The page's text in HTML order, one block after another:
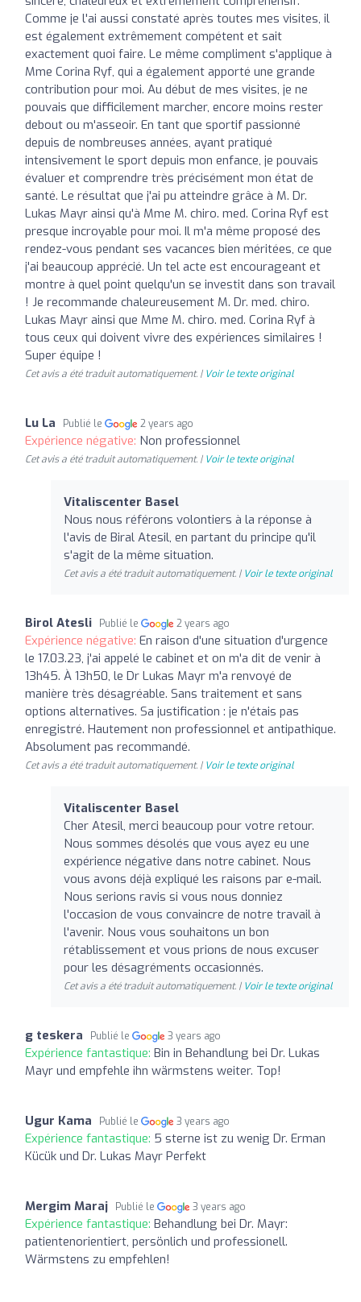
Comme je l'ai aussi constaté après toutes mes visites, il
est également extrêmement compétent et sait
exactement quoi faire. Le même compliment s'applique à
Mme Corina Ryf, qui a également apporté une grande
contribution pour moi. Au début de mes visites, je ne
pouvais que difficilement marcher, encore moins rester
debout ou m'asseoir. En tant que sportif passionné
depuis de nombreuses années, ayant pratiqué
intensivement le sport depuis mon enfance, je pouvais
évaluer et comprendre très précisément mon état de
santé. Le résultat que j'ai pu atteindre grâce à M. Dr.
Lukas Mayr ainsi qu'à Mme M. chiro. med. Corina Ryf est
presque incroyable pour moi. Il m'a même proposé des
rendez-vous pendant ses vacances bien méritées, ce que
j'ai beaucoup apprécié. Un tel acte est encourageant et
montre à quel point quelqu'un se investit dans son travail
! Je recommande chaleureusement M. Dr. med. chiro.
Lukas Mayr ainsi que Mme M. chiro. med. Corina Ryf à
tous ceux qui doivent vivre des expériences similaires !
Super équipe !
Cet avis a été traduit automatiquement. | Voir le texte original
Lu La Publié le 2 years ago
Expérience négative: Non professionnel
Cet avis a été traduit automatiquement. | Voir le texte original
Vitaliscenter Basel
Nous nous référons volontiers à la réponse à
l'avis de Biral Atesil, en partant du principe qu'il
s'agit de la même situation.
Cet avis a été traduit automatiquement. | Voir le texte original
Birol Atesli Publié le 2 years ago
Expérience négative: En raison d'une situation d'urgence
le 17.03.23, j'ai appelé le cabinet et on m'a dit de venir à
13h45. À 13h50, le Dr Lukas Mayr m'a renvoyé de
manière très désagréable. Sans traitement et sans
options alternatives. Sa justification : je n'étais pas
enregistré. Hautement non professionnel et antipathique.
Absolument pas recommandé.
Cet avis a été traduit automatiquement. | Voir le texte original
Vitaliscenter Basel
Cher Atesil, merci beaucoup pour votre retour.
Nous sommes désolés que vous ayez eu une
expérience négative dans notre cabinet. Nous
vous avons déjà expliqué les raisons par e-mail.
Nous serions ravis si vous nous donniez
l'occasion de vous convaincre de notre travail à
l'avenir. Nous vous souhaitons un bon
rétablissement et vous prions de nous excuser
pour les désagréments occasionnés.
Cet avis a été traduit automatiquement. | Voir le texte original
g teskera Publié le 3 years ago
Expérience fantastique: Bin in Behandlung bei Dr. Lukas
Mayr und empfehle ihn wärmstens weiter. Top!
Ugur Kama Publié le 3 years ago
Expérience fantastique: 5 sterne ist zu wenig Dr. Erman
Kücük und Dr. Lukas Mayr Perfekt
Mergim Maraj Publié le 3 years ago
Expérience fantastique: Behandlung bei Dr. Mayr:
patientenorientiert, persönlich und professionell.
Wärmstens zu empfehlen!